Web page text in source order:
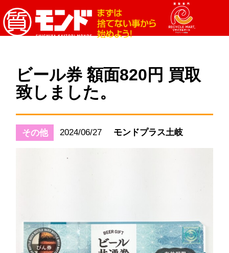
ビール券 額面820円 買取
致しました。
その他 2024/06/27 モンドプラス土岐